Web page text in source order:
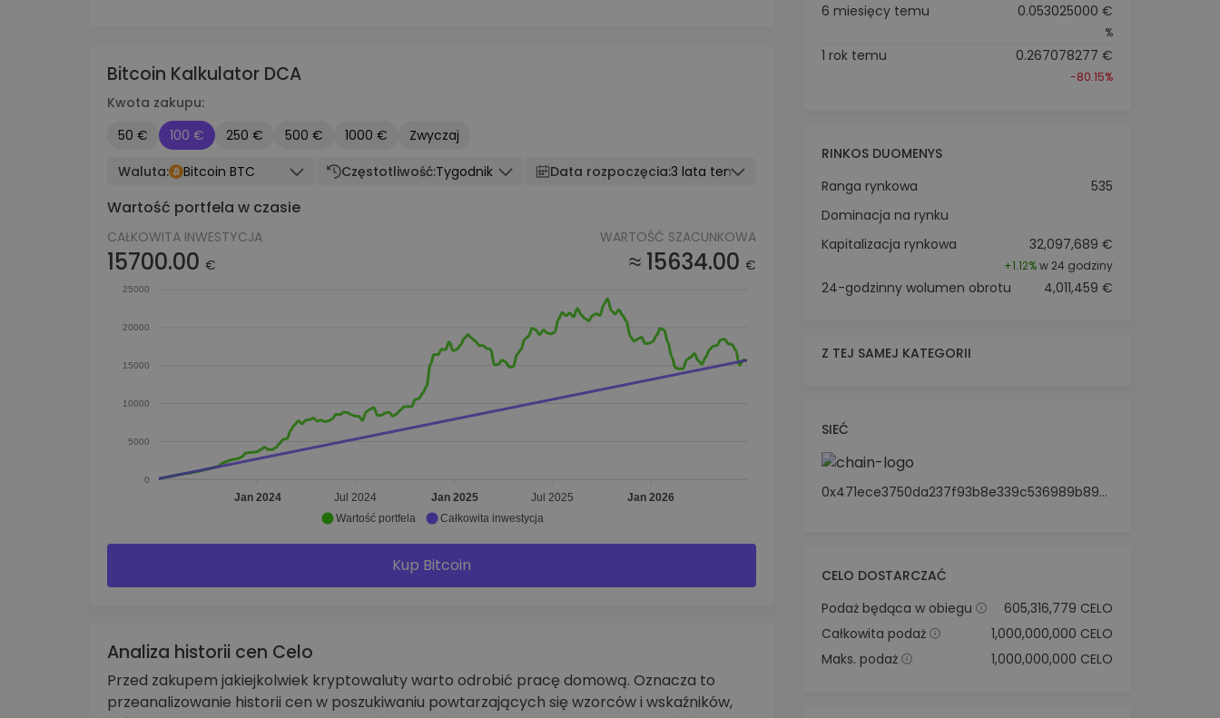
Bitcoin Kalkulator DCA
Kwota zakupu:
50 €
100 € 250 € 500 € 1000 €
Zwyczaj
Waluta:
Bitcoin BTC Częstotliwość:Tygodnik Data rozpoczęcia:3 lata temu
Wartość portfela w czasie
CAŁKOWITA INWESTYCJA
15700.00 €
WARTOŚĆ SZACUNKOWA
≈ 15634.00 €
25000
20000
15000
10000
5000
0
Jan 2024 Jul 2024 Jan 2025 Jul 2025 Jan 2026
Wartość portfela Całkowita inwestycja
Kup Bitcoin
Analiza historii cen Celo
Przed zakupem jakiejkolwiek kryptowaluty warto odrobić pracę domową. Oznacza to
przeanalizowanie historii cen w poszukiwaniu powtarzających się wzorców i wskaźników,
6 miesięcy temu 0.053025000 €
%
1 rok temu 0.267078277 €
-80.15%
RINKOS DUOMENYS
Ranga rynkowa
535
Dominacja na rynku
Kapitalizacja rynkowa
32,097,689 €
+1.12%w 24 godziny
24-godzinny wolumen obrotu 4,011,459 €
Z TEJ SAMEJ KATEGORII
SIEĆ
0x471ece3750da237f93b8e339c536989b8978a438
CELO DOSTARCZAĆ
Podaż będąca w obiegu
605,316,779 CELO
Całkowita podaż
1,000,000,000 CELO
Maks. podaż
1,000,000,000 CELO